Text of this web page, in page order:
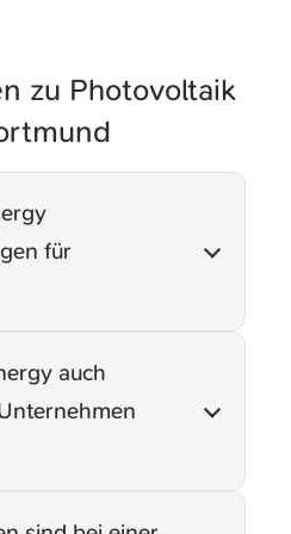
zu Photovoltaik
für
plant
für
Doppelhäuser und
Wallbox und
auch